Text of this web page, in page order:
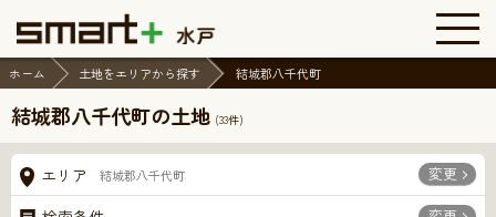
ホーム 土地をエリアから探す 結城郡八千代町
結城郡八千代町の土地 (33件)
エリア 結城郡八千代町 変更